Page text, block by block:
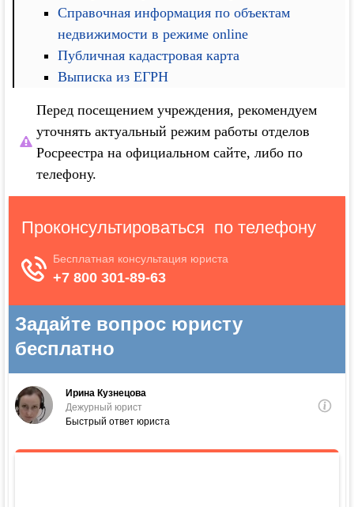
Справочная информация по объектам
недвижимости в режиме online
Публичная кадастровая карта
Выписка из ЕГРН
Перед посещением учреждения, рекомендуем
уточнять актуальный режим работы отделов
Росреестра на официальном сайте, либо по
телефону.